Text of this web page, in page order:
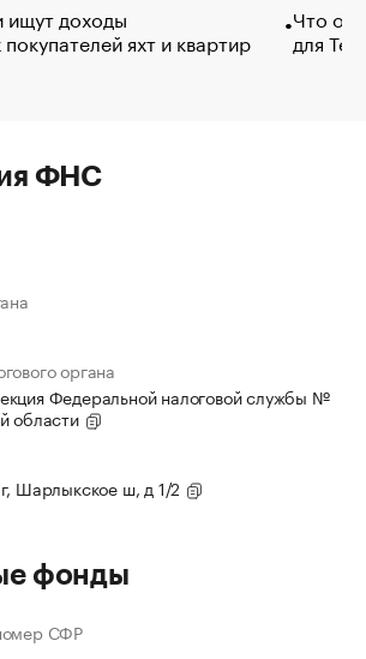
ищут доходы
яхт и квартир
Что
для
ФНС
органа
Федеральной налоговой службы №
области
Шарлыкское ш, д 1/2
фонды
СФР